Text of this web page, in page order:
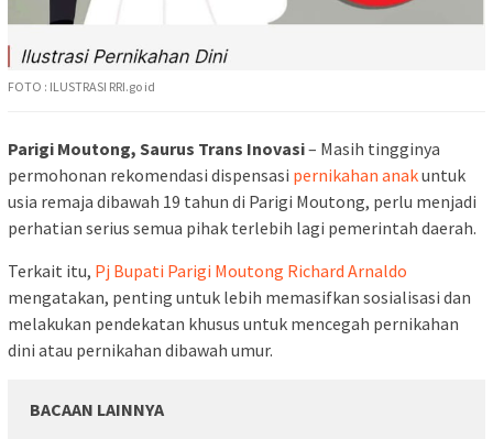
FOTO : ILUSTRASI RRI.go id
Parigi Moutong, Saurus Trans Inovasi– Masih tingginya
permohonan rekomendasi dispensasi pernikahan anakuntuk
usia remaja dibawah 19 tahun di Parigi Moutong, perlu menjadi
perhatian serius semua pihak terlebih lagi pemerintah daerah.
Terkait itu, Pj Bupati Parigi Moutong Richard Arnaldo
mengatakan, penting untuk lebih memasifkan sosialisasi dan
melakukan pendekatan khusus untuk mencegah pernikahan
dini atau pernikahan dibawah umur.
BACAAN LAINNYA